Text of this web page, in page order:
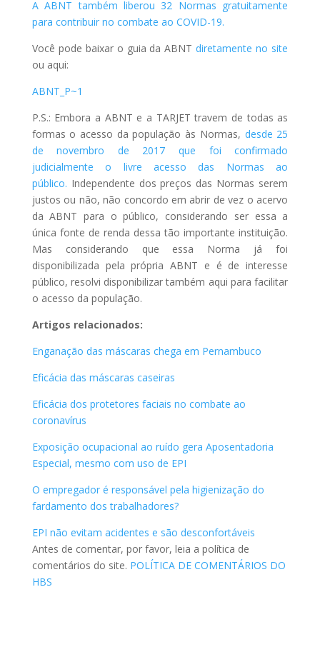
A ABNT também liberou 32 Normas gratuitamente
para contribuir no combate ao COVID-19.
Você pode baixar o guia da ABNTdiretamente no site
ou aqui:
ABNT_P~1
P.S.: Embora a ABNT e a TARJET travem de todas as
formas o acesso da população às Normas, desde 25
de novembro de 2017 que foi confirmado
judicialmente o livre acesso das Normas ao
público. Independente dos preços das Normas serem
justos ou não, não concordo em abrir de vez o acervo
da ABNT para o público, considerando ser essa a
única fonte de renda dessa tão importante instituição.
Mas considerando que essa Norma já foi
disponibilizada pela própria ABNT e é de interesse
público, resolvi disponibilizar também aqui para facilitar
o acesso da população.
Artigos relacionados:
Enganação das máscaras chega em Pernambuco
Eficácia das máscaras caseiras
Eficácia dos protetores faciais no combate ao
coronavírus
Exposição ocupacional ao ruído gera Aposentadoria
Especial, mesmo com uso de EPI
O empregador é responsável pela higienização do
fardamento dos trabalhadores?
EPI não evitam acidentes e são desconfortáveis
Antes de comentar, por favor, leia a política de
comentários do site. POLÍTICA DE COMENTÁRIOS DO
HBS